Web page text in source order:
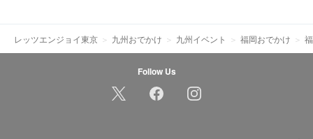
レッツエンジョイ東京 九州おでかけ 九州イベント 福岡おでかけ
Follow Us